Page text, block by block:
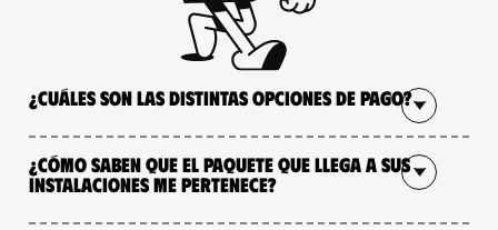
¿Cuáles son las distintas opciones de pago?
¿Cómo saben que el paquete que llega a sus
instalaciones me pertenece?